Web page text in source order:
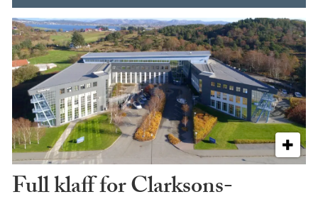
Full klaff for Clarksons-